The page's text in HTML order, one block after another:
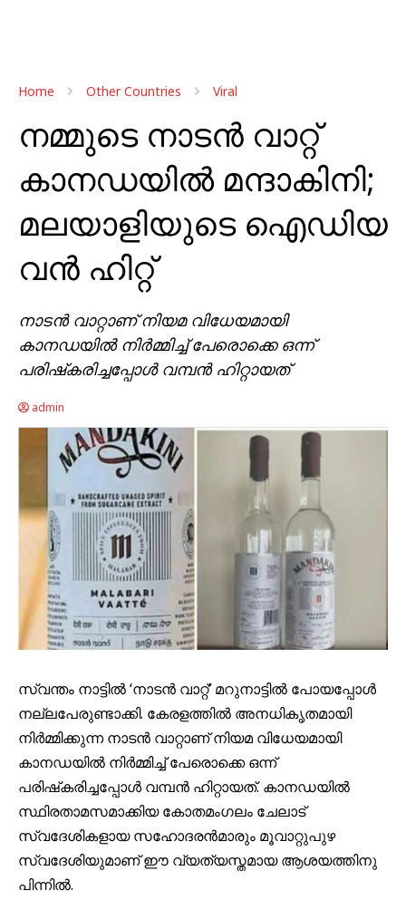
Home Other Countries Viral
നമ്മുടെ നാടന്‍ വാറ്റ്
കാനഡയില്‍ മന്ദാകിനി;
മലയാളിയുടെ ഐഡിയ
വൻ ഹിറ്റ്
നാടന്‍ വാറ്റാണ് നിയമ വിധേയമായി
കാനഡയില്‍ നിര്‍മ്മിച്ച് പേരൊക്കെ ഒന്ന്
പരിഷ്‌കരിച്ചപ്പോള്‍ വമ്പന്‍ ഹിറ്റായത്
admin
സ്വന്തം നാട്ടിൽ ‘നാടൻ വാറ്റ്’ മറുനാട്ടിൽ പോയപ്പോൾ
നല്ലപേരുണ്ടാക്കി. കേരളത്തില്‍ അനധികൃതമായി
നിര്‍മ്മിക്കുന്ന നാടന്‍ വാറ്റാണ് നിയമ വിധേയമായി
കാനഡയില്‍ നിര്‍മ്മിച്ച് പേരൊക്കെ ഒന്ന്
പരിഷ്‌കരിച്ചപ്പോള്‍ വമ്പന്‍ ഹിറ്റായത്. കാനഡയിൽ
സ്ഥിരതാമസമാക്കിയ കോതമംഗലം ചേലാട്
സ്വദേശികളായ സഹോദരൻമാരും മൂവാറ്റുപുഴ
സ്വദേശിയുമാണ് ഈ വ്യത്യസ്തമായ ആശയത്തിനു
പിന്നിൽ.